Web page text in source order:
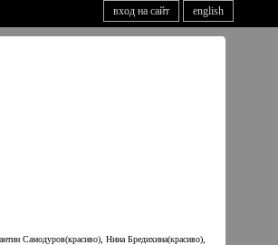
english
вход на сайт
Самодуров(красиво), Нина Бредихина(красиво),